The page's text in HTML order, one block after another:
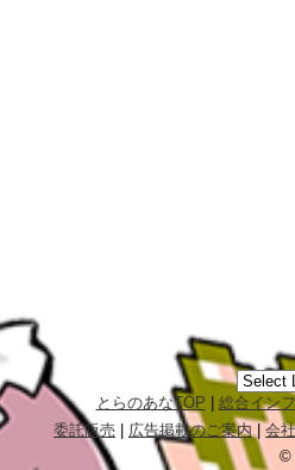
とらのあなTOP
総合イン
委託販売
広告掲載のご案内|会
©